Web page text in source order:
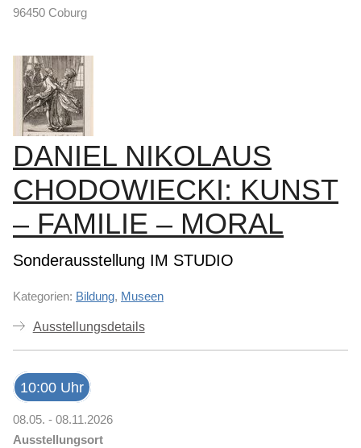
96450 Coburg
DANIEL NIKOLAUS
CHODOWIECKI: KUNST
– FAMILIE – MORAL
Sonderausstellung IM STUDIO
Kategorien: Bildung, Museen
Ausstellungsdetails
10:00 Uhr
08.05. - 08.11.2026
Ausstellungsort